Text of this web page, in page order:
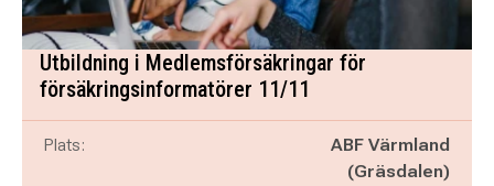
Utbildning i Medlemsförsäkringar för
försäkringsinformatörer 11/11
Plats:
ABF Värmland
(Gräsdalen)